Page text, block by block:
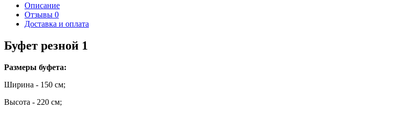
Описание
Отзывы 0
Доставка и оплата
Буфет резной 1
Размеры буфета:
Ширина - 150 см;
Высота - 220 см;